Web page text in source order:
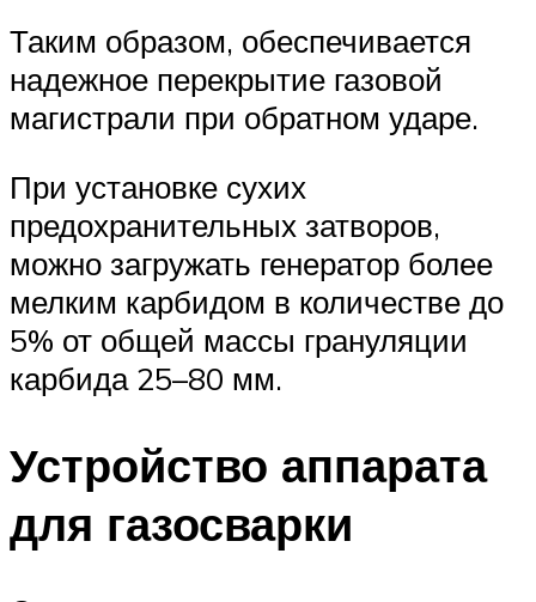
Таким образом, обеспечивается
надежное перекрытие газовой
магистрали при обратном ударе.
При установке сухих
предохранительных затворов,
можно загружать генератор более
мелким карбидом в количестве до
5% от общей массы грануляции
карбида 25–80 мм.
Устройство аппарата
для газосварки